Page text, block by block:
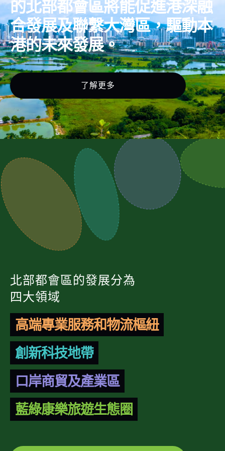
的北部都會區將能促進港深融
合發展及聯繫大灣區，驅動本
港的未來發展。
了解更多
北部都會區的發展分為
四大領域
高端專業服務和物流樞紐
創新科技地帶
口岸商貿及產業區
藍綠康樂旅遊生態圈